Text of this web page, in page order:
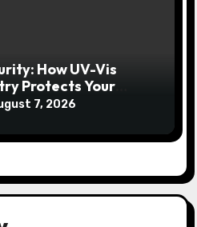
How UV-Vis
Protects Your
7, 2026